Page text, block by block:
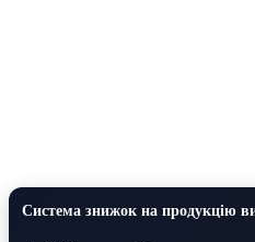
Система знижок на продукцію